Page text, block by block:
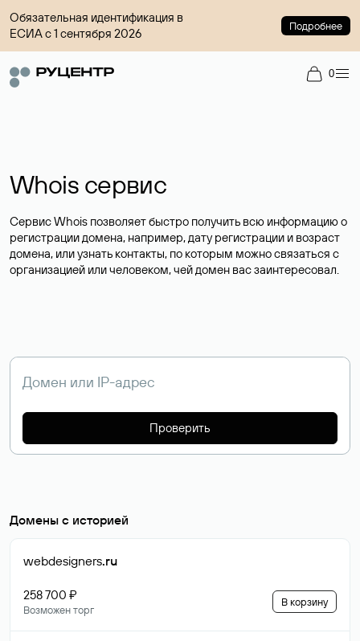
Обязательная идентификация в
ЕСИА с 1 сентября 2026
Подробнее
0
Whois сервис
Сервис Whois позволяет быстро получить всю информацию о
регистрации домена, например, дату регистрации и возраст
домена, или узнать контакты, по которым можно связаться с
организацией или человеком, чей домен вас заинтересовал.
Проверить
Домены с историей
webdesigners.ru
258 700 ₽
Возможен торг
В корзину